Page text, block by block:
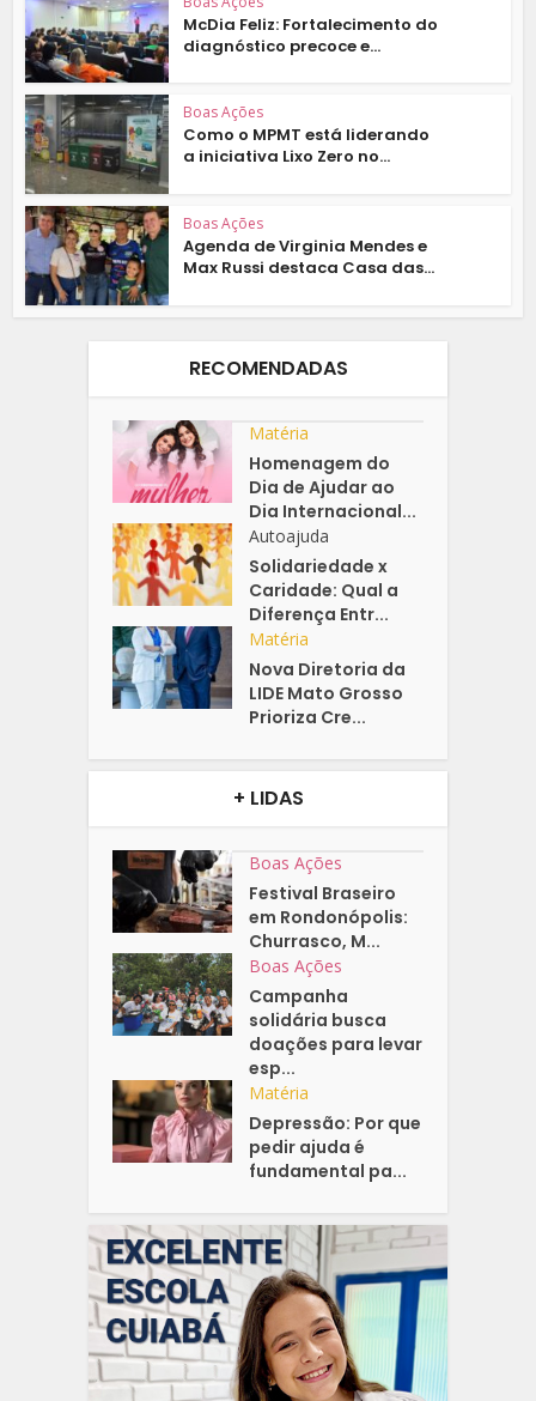
McDia Feliz: Fortalecimento do
diagnóstico precoce e...
Boas Ações
Como o MPMT está liderando
a iniciativa Lixo Zero no...
Boas Ações
Agenda de Virginia Mendes e
Max Russi destaca Casa das...
RECOMENDADAS
Matéria
Homenagem do
Dia de Ajudar ao
Dia Internacional...
Autoajuda
Solidariedade x
Caridade: Qual a
Diferença Entr...
Matéria
Nova Diretoria da
LIDE Mato Grosso
Prioriza Cre...
+ LIDAS
Boas Ações
Festival Braseiro
em Rondonópolis:
Churrasco, M...
Boas Ações
Campanha
solidária busca
doações para levar
esp...
Matéria
Depressão: Por que
pedir ajuda é
fundamental pa...